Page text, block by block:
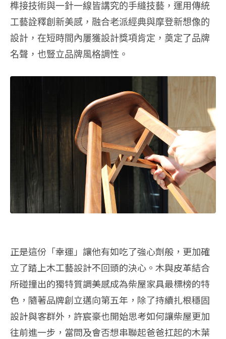
榫接技術與一針一線皆講究的手縫技藝，運用傳統
工藝詮釋創新美感，融合老派經典與摩登新想像的
設計，在短時間內屢獲設計獎項肯定，奠定了品牌
名聲，也豎立品牌風格調性。
正是這份「幸運」讓他有如吃了強心劑般，更加確
立了踏上木工藝設計不回頭的決心。木與皮革結合
所碰撞出的獨特質調美感成為柴屋家具最標榜的特
色，隨著品牌創立邁向第五年，除了持續扎根穩固
設計與客群外，許宸豪也開始思考如何讓柴屋更加
往前進一步，當問及會否想串聯起爸爸扛起的木葉